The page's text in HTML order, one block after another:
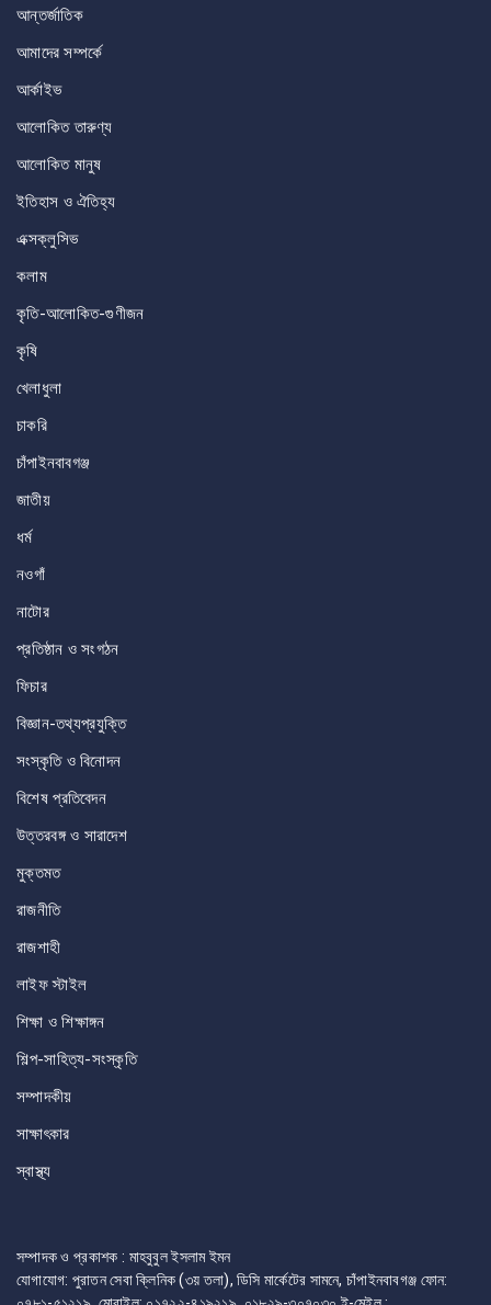
আন্তর্জাতিক
আমাদের সম্পর্কে
আর্কাইভ
আলোকিত তারুণ্য
আলোকিত মানুষ
ইতিহাস ও ঐতিহ্য
এক্সক্লুসিভ
কলাম
কৃতি-আলোকিত-গুণীজন
কৃষি
খেলাধুলা
চাকরি
চাঁপাইনবাবগঞ্জ
জাতীয়
ধর্ম
নওগাঁ
নাটোর
প্রতিষ্ঠান ও সংগঠন
ফিচার
বিজ্ঞান-তথ্যপ্রযুক্তি
সংস্কৃতি ও বিনোদন
বিশেষ প্রতিবেদন
উত্তরবঙ্গ ও সারাদেশ
মুক্তমত
রাজনীতি
রাজশাহী
লাইফ স্টাইল
শিক্ষা ও শিক্ষাঙ্গন
শিল্প-সাহিত্য-সংস্কৃতি
সম্পাদকীয়
সাক্ষাৎকার
স্বাস্থ্য
সম্পাদক ও প্রকাশক : মাহবুবুল ইসলাম ইমন
যোগাযোগ: পুরাতন সেবা ক্লিনিক (৩য় তলা), ডিসি মার্কেটের সামনে, চাঁপাইনবাবগঞ্জ ফোন: